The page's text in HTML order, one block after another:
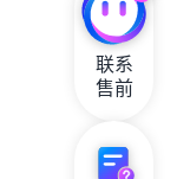
联系
售前